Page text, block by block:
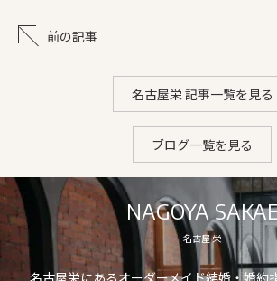
前の記事
名古屋栄 記事一覧を見る
ブログ一覧を見る
NAGOYA
名古屋 栄
名古屋栄にあるオーダーメイド結婚・婚